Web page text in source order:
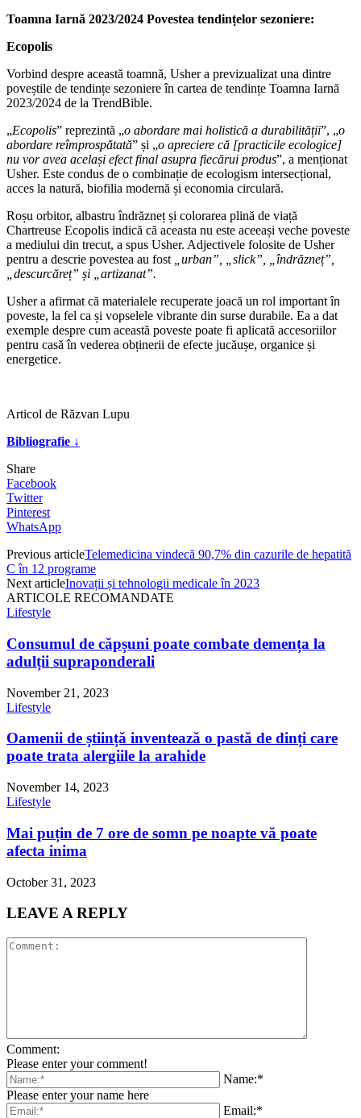
Toamna Iarnă 2023/2024 Povestea tendințelor sezoniere:
Ecopolis
Vorbind despre această toamnă, Usher a previzualizat una dintre
poveștile de tendințe sezoniere în cartea de tendințe Toamna Iarnă
2023/2024 de la TrendBible.
„Ecopolis” reprezintă „o abordare mai holistică a durabilității”, „o
abordare reîmprospătată” și „o apreciere că [practicile ecologice]
nu vor avea același efect final asupra fiecărui produs”, a menționat
Usher. Este condus de o combinație de ecologism intersecțional,
acces la natură, biofilia modernă și economia circulară.
Roșu orbitor, albastru îndrăzneț și colorarea plină de viață
Chartreuse Ecopolis indică că aceasta nu este aceeași veche poveste
a mediului din trecut, a spus Usher. Adjectivele folosite de Usher
pentru a descrie povestea au fost
„urban”, „slick”, „îndrăzneț”,
„descurcăreț” și „artizanat”.
Usher a afirmat că materialele recuperate joacă un rol important în
poveste, la fel ca și vopselele vibrante din surse durabile. Ea a dat
exemple despre cum această poveste poate fi aplicată accesoriilor
pentru casă în vederea obținerii de efecte jucăușe, organice și
energetice.
Articol de Răzvan Lupu
Bibliografie ↓
Share
Facebook
Twitter
Pinterest
WhatsApp
Previous articleTelemedicina vindecă 90,7% din cazurile de hepatită
C în 12 programe
Next articleInovații și tehnologii medicale în 2023
ARTICOLE RECOMANDATE
Lifestyle
Consumul de căpșuni poate combate demența la
adulții supraponderali
November 21, 2023
Lifestyle
Oamenii de știință inventează o pastă de dinți care
poate trata alergiile la arahide
November 14, 2023
Lifestyle
Mai puțin de 7 ore de somn pe noapte vă poate
afecta inima
October 31, 2023
LEAVE A REPLY
Comment:
Please enter your comment!
Name:*
Please enter your name here
Email:*